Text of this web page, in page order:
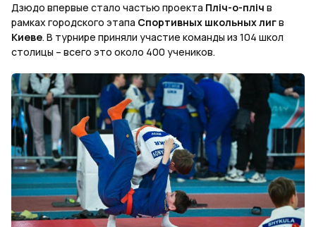
Дзюдо впервые стало частью проекта Пліч-о-пліч в
рамках городского этапа Спортивных школьных лигв
Киеве. В турнире приняли участие команды из 104 школ
столицы – всего это около 400 учеников.